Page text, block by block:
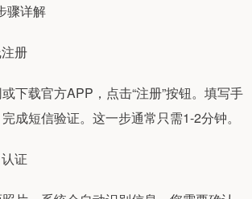
骤详解
册
下载官方APP，点击“注册”按钮。填写手
成短信验证。这一步通常只需1-2分钟。
证